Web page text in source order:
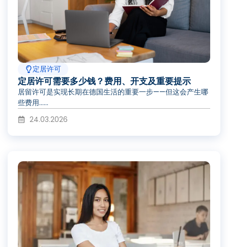
定居许可
定居许可需要多少钱？费用、开支及重要提示
居留许可是实现长期在德国生活的重要一步——但这会产生哪
些费用……
24.03.2026